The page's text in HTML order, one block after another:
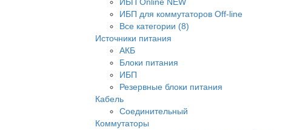
ИБП Online NEW
ИБП для коммутаторов Off-line
Все категории (8)
Источники питания
АКБ
Блоки питания
ИБП
Резервные блоки питания
Кабель
Соединительный
Коммутаторы